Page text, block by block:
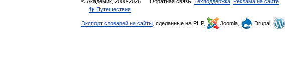
👣 Путешествия
Экспорт словарей на сайты , сделанные на PHP, Joomla, Drupal,